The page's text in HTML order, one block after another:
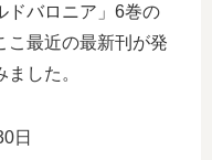
ドバロニア」6巻の
こ最近の最新刊が発
した。
日